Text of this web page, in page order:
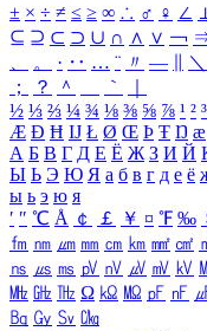
± × ÷ ≠ ≤ ≥ ∞ ∴ ♂ ♀ ∠
⊆ ⊇ ⊂ ⊃ ∪ ∩ ∧ ∨ ￢
、
。 · ‥ … ¨ 〃 ― ＼
；
？ ＾ ｀
½ ⅓ ⅔ ¼ ¾ ⅛ ⅜ ⅝ ⅞ ¹ ² ³
Æ Ð Ħ Ĳ Ł Ø Œ Þ Ŧ Ŋ æ
А Б В Г Д Е Ё Ж З И Й
Ы Ь Э Ю Я а б в г д е ё
ы ь э ю я
′ ″ ℃ Å ￠ ￡ ￥ ¤ ℉ ‰
㎙ ㎚ ㎛ ㎜ ㎝ ㎞ ㎟ ㎠
㎱ ㎲ ㎳ ㎴ ㎵ ㎶ ㎷ ㎸
㎒ ㎓ ㎔ Ω ㏀ ㏁ ㎊ ㎋
㏃ ㏉ ㏜ ㏆